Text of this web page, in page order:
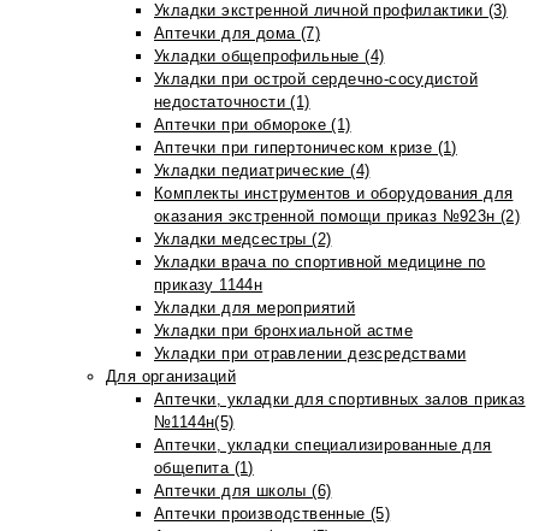
Укладки экстренной личной профилактики (3)
Аптечки для дома (7)
Укладки общепрофильные (4)
Укладки при острой сердечно-сосудистой
недостаточности (1)
Аптечки при обмороке (1)
Аптечки при гипертоническом кризе (1)
Укладки педиатрические (4)
Комплекты инструментов и оборудования для
оказания экстренной помощи приказ №923н (2)
Укладки медсестры (2)
Укладки врача по спортивной медицине по
приказу 1144н
Укладки для мероприятий
Укладки при бронхиальной астме
Укладки при отравлении дезсредствами
Для организаций
Аптечки, укладки для спортивных залов приказ
№1144н(5)
Аптечки, укладки специализированные для
общепита (1)
Аптечки для школы (6)
Аптечки производственные (5)